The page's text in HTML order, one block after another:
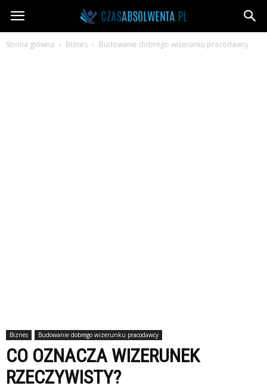
CzasAbsolwenta.pl
Strona główna Biznes Budowanie dobrego wizerunku pracodawcy
Biznes Budowanie dobrego wizerunku pracodawcy
CO OZNACZA WIZERUNEK
RZECZYWISTY?